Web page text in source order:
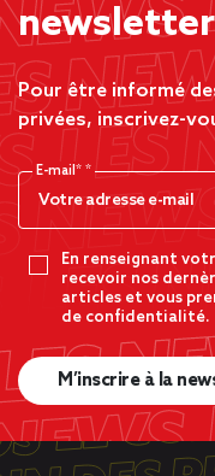
Pour être informé
privées, inscrivez-
E-mail*
En renseignant
recevoir nos
articles et vous
de confidentialité.
M’inscrire à la